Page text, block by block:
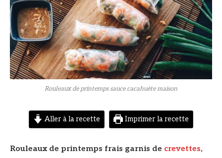
Rouleaux de printemps sauce cacahuète maison
Aller à la recette Imprimer la recette
Rouleaux de printemps frais garnis de crevettes,